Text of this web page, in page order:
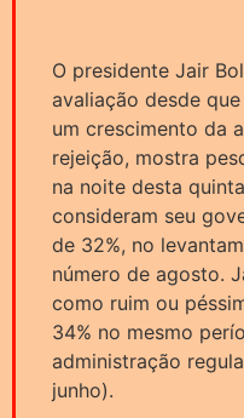
O presidente Jair
avaliação desde
um crescimento da
rejeição, mostra
na noite desta
consideram seu
de 32%, no
número de agosto.
como ruim ou
34% no mesmo
administração
junho).